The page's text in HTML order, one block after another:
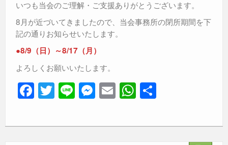
いつも当会のご理解・ご支援ありがとうございます。
8月が近づいてきましたので、当会事務所の閉所期間を下
記の通りお知らせいたします。
●8/9（日）～8/17（月）
よろしくお願いいたします。
F
a
c
T
wi
tt
Li
n
e
M
e
ss
E
m
ail
W
h
at